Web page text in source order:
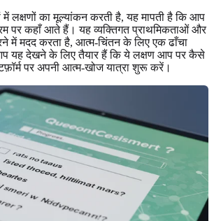
में लक्षणों का मूल्यांकन करती है, यह मापती है कि आप
पर कहाँ आते हैं। यह व्यक्तिगत प्राथमिकताओं और
में मदद करता है, आत्म-चिंतन के लिए एक ढाँचा
यह देखने के लिए तैयार हैं कि ये लक्षण आप पर कैसे
परअपनी आत्म-खोज यात्रा शुरू करें ।